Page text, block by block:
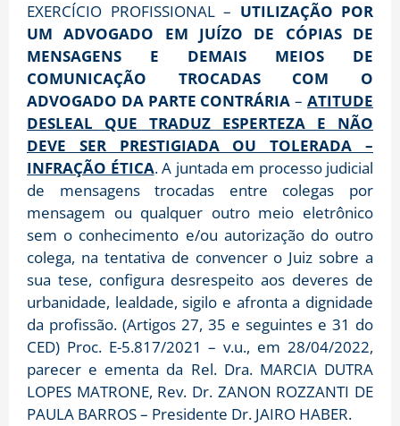
EXERCÍCIO PROFISSIONAL – UTILIZAÇÃO POR
UM ADVOGADO EM JUÍZO DE CÓPIAS DE
MENSAGENS E DEMAIS MEIOS DE
COMUNICAÇÃO TROCADAS COM O
ADVOGADO DA PARTE CONTRÁRIA –ATITUDE
DESLEAL QUE TRADUZ ESPERTEZA E NÃO
DEVE SER PRESTIGIADA OU TOLERADA –
INFRAÇÃO ÉTICA. A juntada em processo judicial
de mensagens trocadas entre colegas por
mensagem ou qualquer outro meio eletrônico
sem o conhecimento e/ou autorização do outro
colega, na tentativa de convencer o Juiz sobre a
sua tese, configura desrespeito aos deveres de
urbanidade, lealdade, sigilo e afronta a dignidade
da profissão. (Artigos 27, 35 e seguintes e 31 do
CED) Proc. E-5.817/2021 – v.u., em 28/04/2022,
parecer e ementa da Rel. Dra. MARCIA DUTRA
LOPES MATRONE, Rev. Dr. ZANON ROZZANTI DE
PAULA BARROS – Presidente Dr. JAIRO HABER.